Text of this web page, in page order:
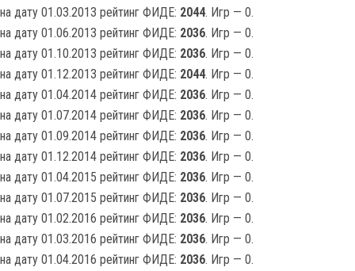
на дату 01.03.2013 рейтинг ФИДЕ: 2044. Игр — 0.
на дату 01.06.2013 рейтинг ФИДЕ: 2036. Игр — 0.
на дату 01.10.2013 рейтинг ФИДЕ: 2036. Игр — 0.
на дату 01.12.2013 рейтинг ФИДЕ: 2044. Игр — 0.
на дату 01.04.2014 рейтинг ФИДЕ: 2036. Игр — 0.
на дату 01.07.2014 рейтинг ФИДЕ: 2036. Игр — 0.
на дату 01.09.2014 рейтинг ФИДЕ: 2036. Игр — 0.
на дату 01.12.2014 рейтинг ФИДЕ: 2036. Игр — 0.
на дату 01.04.2015 рейтинг ФИДЕ: 2036. Игр — 0.
на дату 01.07.2015 рейтинг ФИДЕ: 2036. Игр — 0.
на дату 01.02.2016 рейтинг ФИДЕ: 2036. Игр — 0.
на дату 01.03.2016 рейтинг ФИДЕ: 2036. Игр — 0.
на дату 01.04.2016 рейтинг ФИДЕ: 2036. Игр — 0.